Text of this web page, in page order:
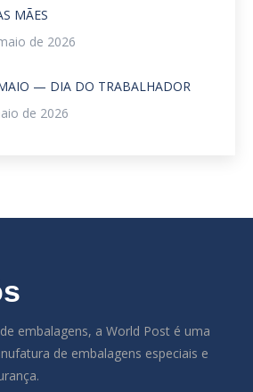
MÃES
de 2026
— DIA DO TRABALHADOR
de 2026
embalagens, a World Post é uma
de embalagens especiais e